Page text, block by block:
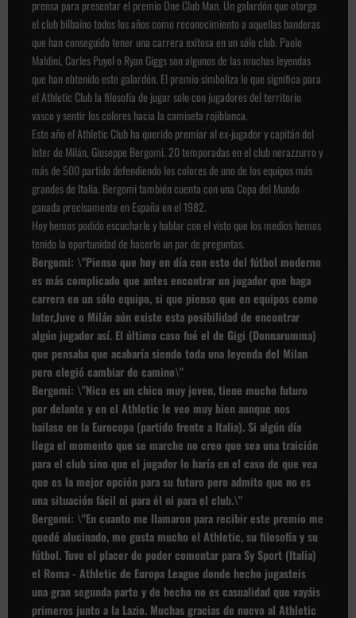
prensa para presentar el premio One Club Man. Un galardón que otorga
el club bilbaíno todos los años como reconocimiento a aquellas banderas
que han conseguido tener una carrera exitosa en un sólo club. Paolo
Maldini, Carles Puyol o Ryan Giggs son algunos de las muchas leyendas
que han obtenido este galardón. El premio simboliza lo que significa para
el Athletic Club la filosofía de jugar solo con jugadores del territorio
vasco y sentir los colores hacia la camiseta rojiblanca.
Este año el Athletic Club ha querido premiar al ex-jugador y capitán del
Inter de Milán, Giuseppe Bergomi. 20 temporadas en el club nerazzurro y
más de 500 partido defendiendo los colores de uno de los equipos más
grandes de Italia. Bergomi también cuenta con una Copa del Mundo
ganada precisamente en España en el 1982.
Hoy hemos podido escucharle y hablar con el visto que los medios hemos
tenido la oportunidad de hacerle un par de preguntas.
Bergomi: \"Pienso que hoy en día con esto del fútbol moderno
es más complicado que antes encontrar un jugador que haga
carrera en un sólo equipo, si que pienso que en equipos como
Inter,Juve o Milán aún existe esta posibilidad de encontrar
algún jugador así. El último caso fué el de Gigi (Donnarumma)
que pensaba que acabaría siendo toda una leyenda del Milan
pero elegió cambiar de camino\"
Bergomi: \"Nico es un chico muy joven, tiene mucho futuro
por delante y en el Athletic le veo muy bien aunque nos
bailase en la Eurocopa (partido frente a Italia). Si algún día
llega el momento que se marche no creo que sea una traición
para el club sino que el jugador lo haría en el caso de que vea
que es la mejor opción para su futuro pero admito que no es
una situación fácil ni para él ni para el club.\"
Bergomi: \"En cuanto me llamaron para recibir este premio me
quedé alucinado, me gusta mucho el Athletic, su filosofía y su
fútbol. Tuve el placer de poder comentar para Sy Sport (Italia)
el Roma - Athletic de Europa League donde hecho jugasteis
una gran segunda parte y de hecho no es casualidad que vayáis
primeros junto a la Lazio. Muchas gracias de nuevo al Athletic